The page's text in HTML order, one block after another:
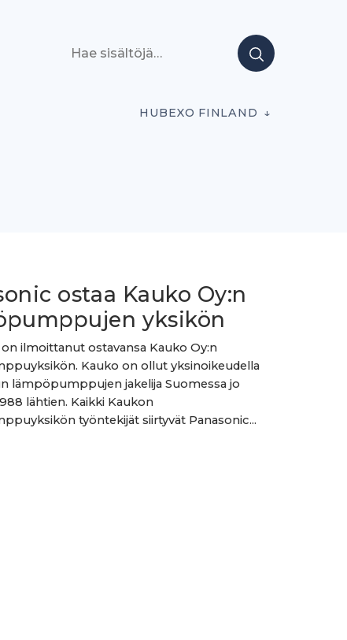
HUBEXO FINLAND
ostaa Kauko Oy:n
yksikön
ilmoittanut ostavansa Kauko Oy:n
Kauko on ollut yksinoikeudella
lämpöpumppujen jakelija Suomessa jo
lähtien. Kaikki Kaukon
työntekijät siirtyvät Panasonic...